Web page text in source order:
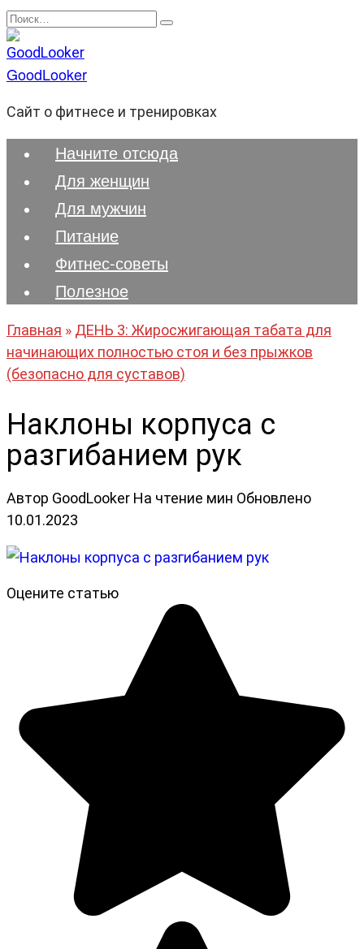
Перейти
к
содержанию
Search
for:
GoodLooker
Сайт о фитнесе и тренировках
Начните отсюда
Для женщин
Для мужчин
Питание
Фитнес-советы
Полезноe
Главная » ДЕНЬ 3: Жиросжигающая табата для
начинающих полностью стоя и без прыжков
(безопасно для суставов)
Наклоны корпуса с
разгибанием рук
Автор GoodLooker На чтение мин Обновлено
10.01.2023
Оцените статью